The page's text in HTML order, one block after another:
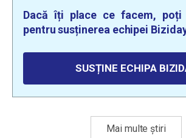
Dacă îți place ce facem,
pentru susținerea echipei
SUSȚINE ECHIPA
Mai multe știri